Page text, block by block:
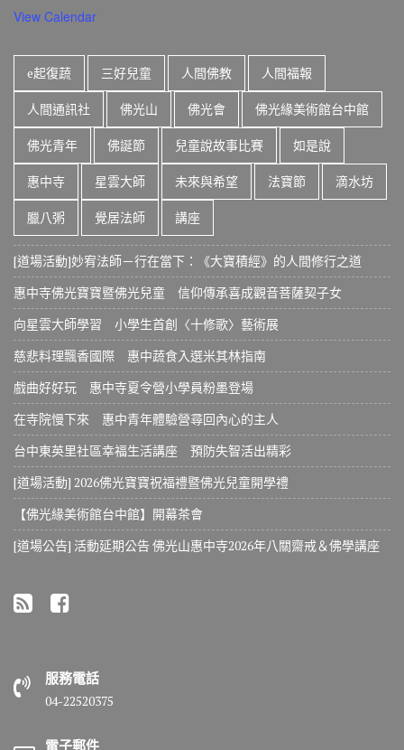
View Calendar
e起復蔬 三好兒童 人間佛教 人間福報
人間通訊社 佛光山 佛光會 佛光緣美術館台中館
佛光青年 佛誕節 兒童說故事比賽 如是說
惠中寺 星雲大師 未來與希望 法寶節 滴水坊
臘八粥 覺居法師 講座
[道場活動]妙宥法師－行在當下：《大寶積經》的人間修行之道
惠中寺佛光寶寶暨佛光兒童 信仰傳承喜成觀音菩薩契子女
向星雲大師學習 小學生首創〈十修歌〉藝術展
慈悲料理飄香國際 惠中蔬食入選米其林指南
戲曲好好玩 惠中寺夏令營小學員粉墨登場
在寺院慢下來 惠中青年體驗營尋回內心的主人
台中東英里社區幸福生活講座 預防失智活出精彩
[道場活動] 2026佛光寶寶祝福禮暨佛光兒童開學禮
【佛光緣美術館台中館】開幕茶會
[道場公告] 活動延期公告 佛光山惠中寺2026年八關齋戒＆佛學講座
服務電話
04-22520375
電子郵件